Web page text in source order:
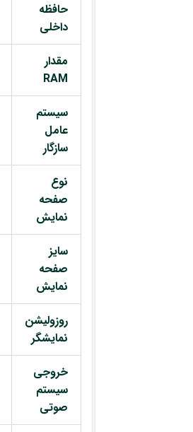
حافظه
داخلی
مقدار
RAM
سیستم
عامل
سازگار
نوع
صفحه
نمایش
سایز
صفحه
نمایش
روزولیشن
نمایشگر
خروجی
سیستم
صوتی